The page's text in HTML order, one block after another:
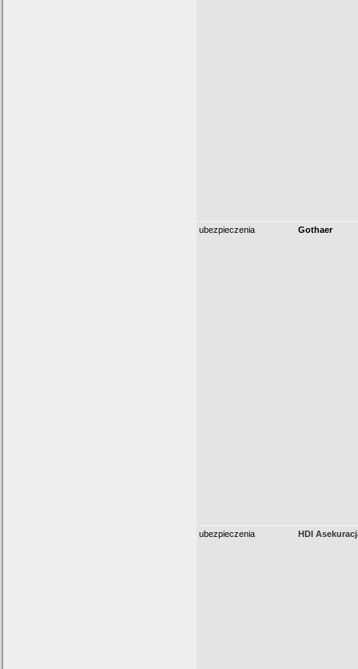
ubezpieczenia Gothaer
ubezpieczenia HDI